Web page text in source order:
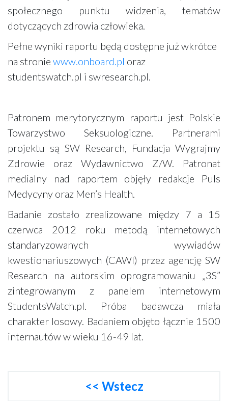
społecznego punktu widzenia, tematów
dotyczących zdrowia człowieka.
Pełne wyniki raportu będą dostępne już wkrótce
na stronie www.onboard.pl oraz
studentswatch.pl i swresearch.pl.
Patronem merytorycznym raportu jest Polskie
Towarzystwo Seksuologiczne. Partnerami
projektu są SW Research, Fundacja Wygrajmy
Zdrowie oraz Wydawnictwo Z/W. Patronat
medialny nad raportem objęły redakcje Puls
Medycyny oraz Men’s Health.
Badanie zostało zrealizowane między 7 a 15
czerwca 2012 roku metodą internetowych
standaryzowanych wywiadów
kwestionariuszowych (CAWI) przez agencję SW
Research na autorskim oprogramowaniu „3S”
zintegrowanym z panelem internetowym
StudentsWatch.pl. Próba badawcza miała
charakter losowy. Badaniem objęto łącznie 1500
internautów w wieku 16-49 lat.
<< Wstecz